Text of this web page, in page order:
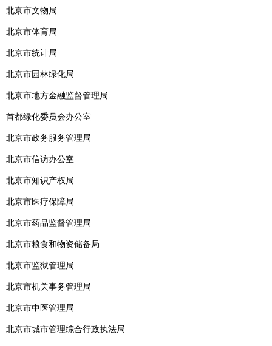
北京市文物局
北京市体育局
北京市统计局
北京市园林绿化局
北京市地方金融监督管理局
首都绿化委员会办公室
北京市政务服务管理局
北京市信访办公室
北京市知识产权局
北京市医疗保障局
北京市药品监督管理局
北京市粮食和物资储备局
北京市监狱管理局
北京市机关事务管理局
北京市中医管理局
北京市城市管理综合行政执法局